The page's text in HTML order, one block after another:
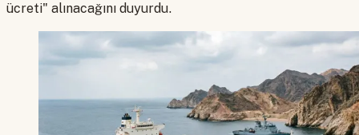
ücreti" alınacağını duyurdu.